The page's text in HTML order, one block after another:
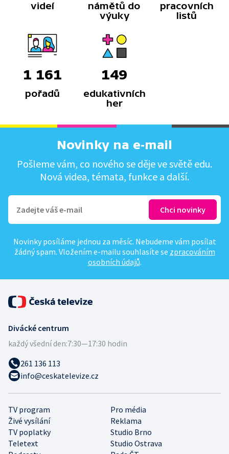
videí
námětů do
výuky
pracovních
listů
1 161
pořadů
149
edukativních
her
Novinky na e-mail
Pošleme vám, co nového se děje ve světě edu.
Nová videa, témata, funkce a další.
Novinky posíláme jednou za měsíc. Nebudeme vám posílat
žádný spam. Vložením e-mailu souhlasíte se zpracováním
osobních údajů.